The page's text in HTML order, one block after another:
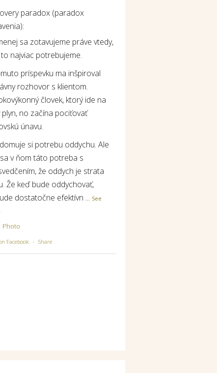
paradox (paradox
sa zotavujeme práve vtedy,
najviac potrebujeme.
príspevku ma inšpiroval
rozhovor s klientom.
človek, ktorý ide na
plyn, no začína pociťovať
únavu.
si potrebu oddychu. Ale
v ňom táto potreba s
že oddych je strata
Že keď bude oddychovať,
dostatočne efektívn ... See
Photo
Facebook · Share